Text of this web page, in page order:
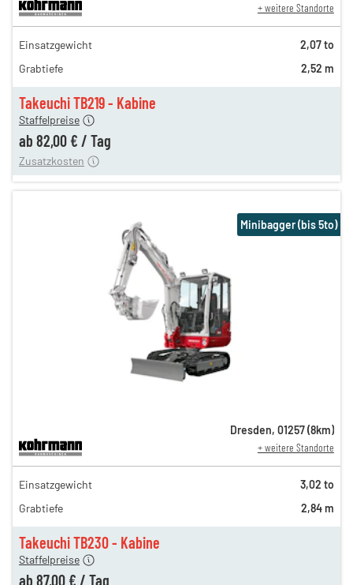
Takeuchi TB219 - Kabine
141,00 €
117,00 €
98,00 €
Staffelpreise
ab 82,00 € / Tag
12,00 €
Zusatzkosten
+ weitere Standorte
Einsatzgewicht
2,07 to
Grabtiefe
2,52 m
Takeuchi TB230 - Kabine
151,00 €
126,00 €
105,00 €
Staffelpreise
ab 87,00 € / Tag
12,00 €
Minibagger (bis 5to)
Dresden, 01257(8km)
+ weitere Standorte
Einsatzgewicht
3,02 to
Grabtiefe
2,84 m